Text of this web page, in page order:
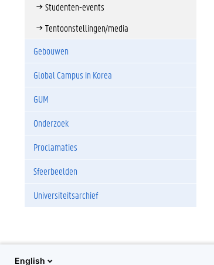
Studenten-events
Tentoonstellingen/media
Gebouwen
Global Campus in Korea
GUM
Onderzoek
Proclamaties
Sfeerbeelden
Universiteitsarchief
English